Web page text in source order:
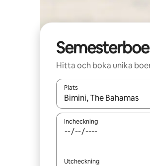
Hitta och boka unika
Plats
När resultaten är
Incheckning
Utcheckning